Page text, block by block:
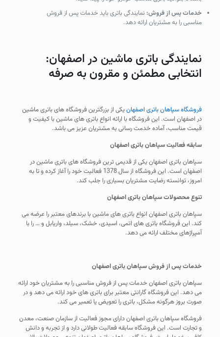
خدمات پس از فروش:نمایندگی باتری باید خدمات پس از فروش
مناسبی را به مشتریان ارائه دهد.
نمایندگی باتری ماشین در اصفهان:
انتخابی مطمئن و مقرون به صرفه
فروشگاه سپاهان باتری اصفهانیکی از بزرگترین فروشگاه های باتری ماشین
در اصفهان است. این فروشگاه با ارائه انواع باتری های ماشین با کیفیت و
قیمت مناسب، آماده خدمت رسانی به مشتریان عزیز می باشد.
سابقه فعالیت سپاهان باتری اصفهان
سپاهان باتری اصفهان یکی از قدیمی ترین فروشگاه های باتری ماشین در
اصفهان است. این فروشگاه از سال 1378 فعالیت خود را آغاز کرده و تا به
امروز، توانسته رضایت مشتریان بسیاری را جلب کند.
تنوع محصولات سپاهان باتری اصفهان
سپاهان باتری اصفهان انواع باتری های ماشین با برندهای معتبر را عرضه می
کند. این فروشگاه باتری های اتمی، اسیدی، خشک، سیلد، واریابل و … را با
آمپراژهای مختلف ارائه می دهد.
خدمات پس از فروش سپاهان باتری اصفهان
سپاهان باتری اصفهان خدمات پس از فروش مناسبی را به مشتریان خود ارائه
می دهد. این فروشگاه گارانتی معتبر برای باتری های خود ارائه می دهد و در
صورت بروز هرگونه مشکل، باتری را تعویض یا تعمیر می کند.
فروشگاه سپاهان باتری اصفهان دارای مجوز فعالیت از سازمان صنعت، معدن
و تجارت است. این فروشگاه سابقه فعالیت طولانی دارد و از تجربه و دانش